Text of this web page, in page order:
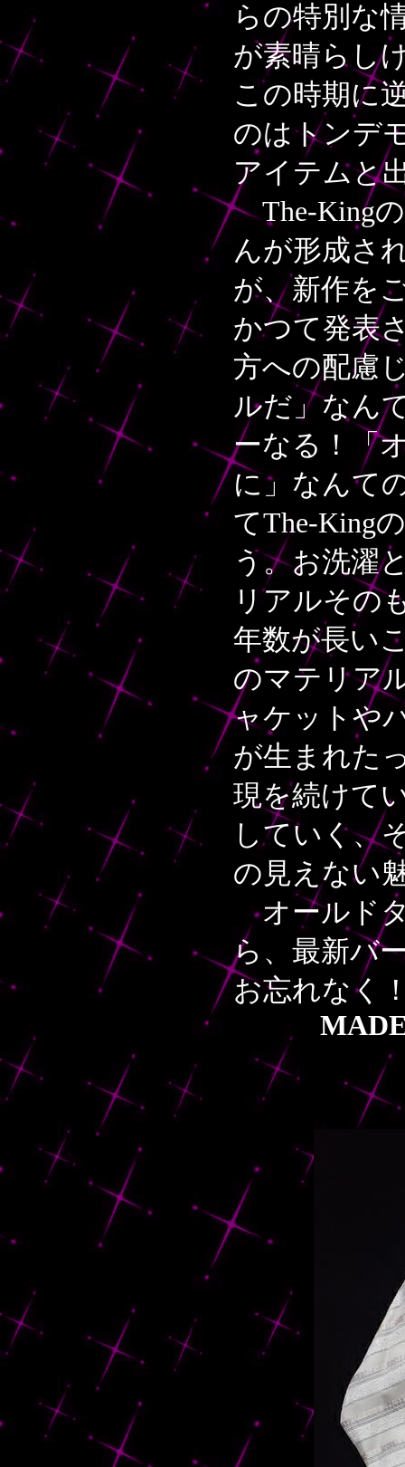
らの特別な
が素晴らし
この時期に
のはトンデ
アイテムと
The-Kingの
んが形成さ
が、新作を
かつて発表
方への配慮
ルだ」なん
ーなる！「
に」なんて
てThe-King
う。お洗濯
リアルその
年数が長い
のマテリア
ャケットや
が生まれた
現を続けて
していく、
の見えない
オールド
ら、最新バ
お忘れなく